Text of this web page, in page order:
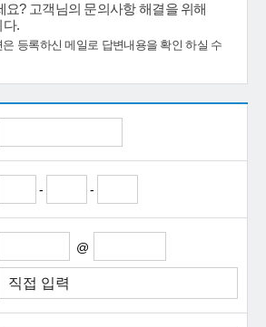
요? 고객님의 문의사항 해결을 위해
다.
등록하신 메일로 답변내용을 확인 하실 수
- -
@